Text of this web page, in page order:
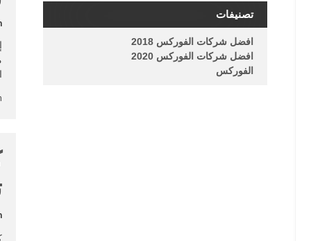
تصنيفات
افضل شركات الفوركس 2018
افضل شركات الفوركس 2020
الفوركس